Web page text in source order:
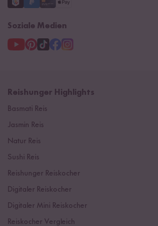
Soziale Medien
Reishunger Highlights
Basmati Reis
Jasmin Reis
Natur Reis
Sushi Reis
Reishunger Reiskocher
Digitaler Reiskocher
Digitaler Mini Reiskocher
Reiskocher Vergleich